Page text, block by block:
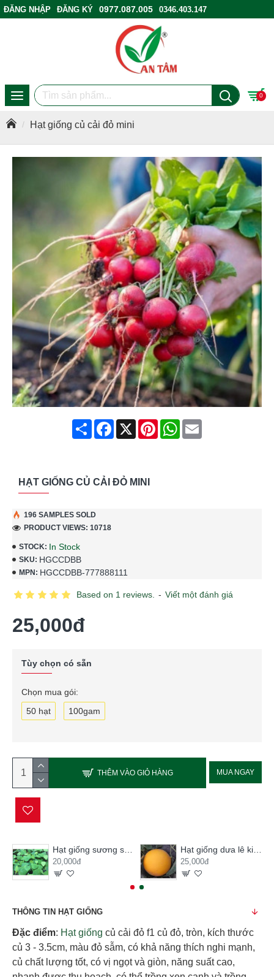
ĐĂNG NHẬP ĐĂNG KÝ 0977.087.005
0346.403.147
0
Hạt giống củ cải đỏ mini
ShareFacebook
X PinterestWhatsApp
Email
HẠT GIỐNG CỦ CẢI ĐỎ MINI
STOCK: In Stock
SKU: HGCCDBB
MPN: HGCCDBB-777888111
196 SAMPLES SOLD
PRODUCT VIEWS: 10718
Based on 1 reviews. - Viết một đánh giá
25,000đ
Tùy chọn có sẵn
Chọn mua gói:
50 hạt
100gam
THÊM VÀO GIỎ HÀNG MUA NGAY
Hạt giống sương sâm lông
20,000đ
Hạt giống dưa lê kim hoàng hậu
25,000đ
THÔNG TIN HẠT GIỐNG
Đặc điểm: Hạt giống củ cải đỏ f1 củ đỏ, tròn, kích thước
củ 3 - 3.5cm, màu đỏ sẫm, có khả năng thích nghi mạnh,
củ chất lượng tốt, có vị ngọt và giòn, năng suất cao,